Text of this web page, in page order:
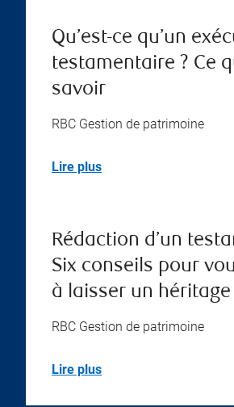
Qu’est-ce qu’un
testamentaire ? Ce
savoir
RBC Gestion de patrimoine
Lire plus
Rédaction d’un
Six conseils pour
à laisser un
RBC Gestion de patrimoine
Lire plus